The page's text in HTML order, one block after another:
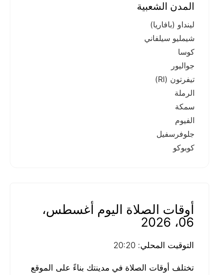
المدن الشعبية
لينداو (بافاريا)
شيمليو سيلفاني
كوسا
جواليور
تيفرتون (RI)
الرملة
سمكة
الفيوم
جلوفرسفيل
كوبوكو
أوقات الصلاة اليوم أغسطس،
06، 2026
التوقيت المحلي: 20:20
تختلف أوقات الصلاة في مدينتك بناءً على الموقع